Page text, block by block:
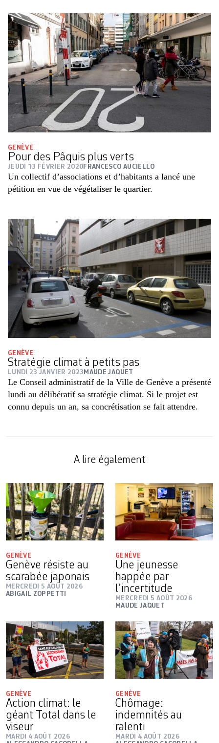
GENÈVE
Pour des Pâquis plus verts
JEUDI 13 FÉVRIER 2020 FRANCESCO AUCIELLO
Un collectif d’associations et d’habitants a lancé une
pétition en vue de végétaliser le quartier.
GENÈVE
Stratégie climat à petits pas
LUNDI 23 JANVIER 2023 MAUDE JAQUET
Le Conseil administratif de la Ville de Genève a présenté
lundi au délibératif sa stratégie climat. Si le projet est
connu depuis un an, sa concrétisation se fait attendre.
A lire également
GENÈVE
Genève résiste au
scarabée japonais
MERCREDI 5 AOÛT 2026
ABIGAIL ZOPPETTI
GENÈVE
Une jeunesse
happée par
l’incertitude
MERCREDI 5 AOÛT 2026
MAUDE JAQUET
GENÈVE
Action climat: le
géant Total dans le
viseur
MARDI 4 AOÛT 2026
GENÈVE
Chômage:
indemnités au
ralenti
MARDI 4 AOÛT 2026